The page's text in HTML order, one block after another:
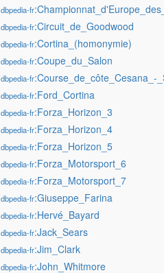
dbpedia-fr
dbpedia-fr:Circuit_de_Goodwood
dbpedia-fr:Cortina_(homonymie)
dbpedia-fr:Coupe_du_Salon
dbpedia-fr:Course_de_côte_Cesana_-
dbpedia-fr:Ford_Cortina
dbpedia-fr:Forza_Horizon_3
dbpedia-fr:Forza_Horizon_4
dbpedia-fr:Forza_Horizon_5
dbpedia-fr:Forza_Motorsport_6
dbpedia-fr:Forza_Motorsport_7
dbpedia-fr:Giuseppe_Farina
dbpedia-fr:Hervé_Bayard
dbpedia-fr:Jack_Sears
dbpedia-fr:Jim_Clark
dbpedia-fr:John_Whitmore